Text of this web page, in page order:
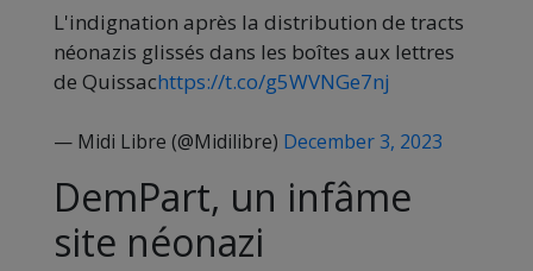
L'indignation après la distribution de tracts
néonazis glissés dans les boîtes aux lettres
de Quissachttps://t.co/g5WVNGe7nj
— Midi Libre (@Midilibre) December 3, 2023
DemPart, un infâme
site néonazi